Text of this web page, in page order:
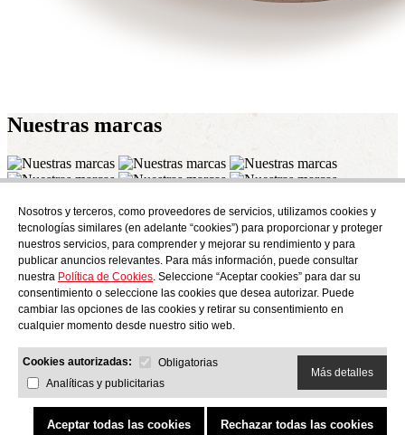
Nosotros y terceros, como proveedores de servicios, utilizamos cookies y
tecnologías similares (en adelante “cookies”) para proporcionar y proteger
nuestros servicios, para comprender y mejorar su rendimiento y para
publicar anuncios relevantes. Para más información, puede consultar
nuestra Política de Cookies. Seleccione “Aceptar cookies” para dar su
consentimiento o seleccione las cookies que desea autorizar. Puede
cambiar las opciones de las cookies y retirar su consentimiento en
cualquier momento desde nuestro sitio web.
Cookies autorizadas:
Obligatorias
Analíticas y publicitarias
Más detalles
Aceptar todas las cookies Rechazar todas las cookies
Nuestras marcas
Suscríbete
Descubre todo lo que se cuece en AudensFood.
He leído y acepto la Politica de privacidad
NosotrosAudens news Productos Blog gastronómico Contacto
Trabaja con nosotros
AUDENS FOOD S.A. C/ Jordi Camp, 25 - 08403 Granollers
Politica de privacidadAviso legal Política de cookies Canal ético
Política de calidad y medio ambiente